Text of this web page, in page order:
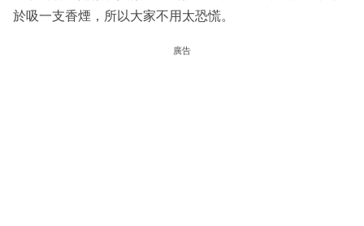
於吸一支香煙，所以大家不用太恐慌。
廣告